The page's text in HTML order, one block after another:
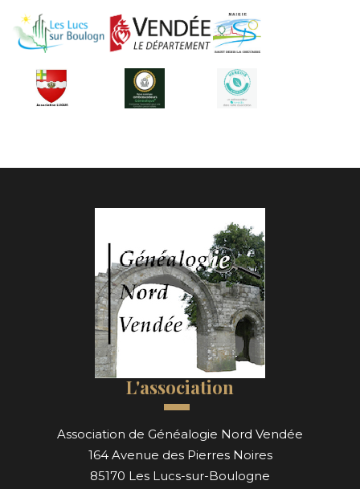
L'association
Association de Généalogie Nord Vendée
164 Avenue des Pierres Noires
85170 Les Lucs-sur-Boulogne